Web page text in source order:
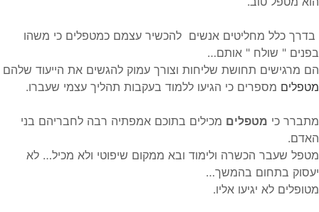
בדרך כלל מחליטים אנשים להכשיר עצמם כמטפלים כי משהו
בפנים " שולח " אותם…
הם מרגישים תחושת שליחות וצורך עמוק להגשים את הייעוד שלהם
מטפלים מספרים כי הגיעו ללמוד בעקבות תהליך עצמי שעברו.
מתברר כי מטפלים מכילים בתוכם אמפתיה רבה לחבריהם בני
האדם.
מטפל שעבר הכשרה ולימוד ובא ממקום שיפוטי ולא מכיל… לא
יעסוק בתחום בהמשך…
מטופלים לא יגיעו אליו.